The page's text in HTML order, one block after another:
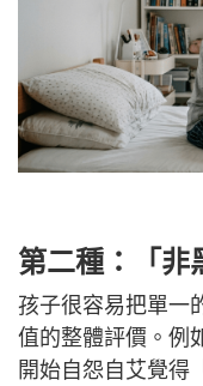
第二種：「非
孩子很容易把單一
值的整體評價。例
開始自怨自艾覺得